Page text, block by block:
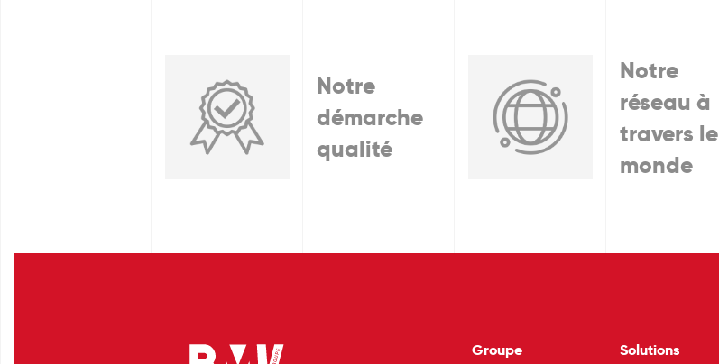
Notre
démarche
qualité
Notre
réseau à
travers le
monde
Groupe Solutions